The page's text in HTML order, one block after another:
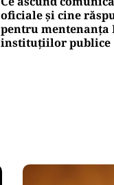
oficiale și cine
pentru mentenanța
instituțiilor publice